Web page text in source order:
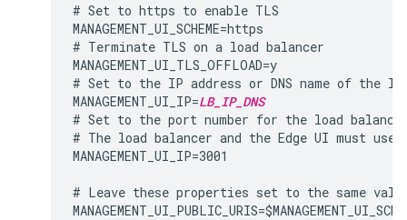
# Set to https to enable TLS
MANAGEMENT_UI_SCHEME=https
# Terminate TLS on a load balancer
MANAGEMENT_UI_TLS_OFFLOAD=y
# Set to the IP address or DNS name of the
MANAGEMENT_UI_IP=LB_IP_DNS
# Set to the port number for the load
# The load balancer and the Edge UI must use
MANAGEMENT_UI_IP=3001
# Leave these properties set to the same